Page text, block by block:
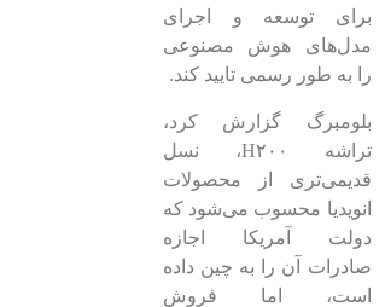
برای توسعه و اجرای
مدل‌های هوش مصنوعی
را به طور رسمی تایید کند.
بلومبرگ گزارش کرد،
تراشه H۲۰۰، نسل
قدیمی‌تری از محصولات
انویدیا محسوب می‌شود که
دولت آمریکا اجازه
صادرات آن را به چین داده
است، اما فروش